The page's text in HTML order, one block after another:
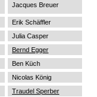
Jacques Breuer
Erik Schäffler
Julia Casper
Bernd Egger
Ben Küch
Nicolas König
Traudel Sperber